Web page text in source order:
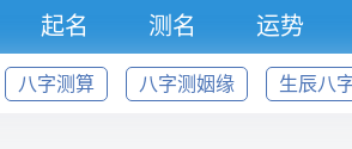
起名 测名 运势
八字测算 八字测姻缘 生辰八